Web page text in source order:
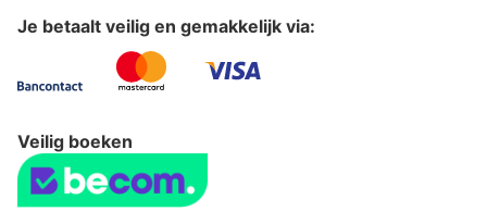
Je betaalt veilig en gemakkelijk via:
Veilig boeken